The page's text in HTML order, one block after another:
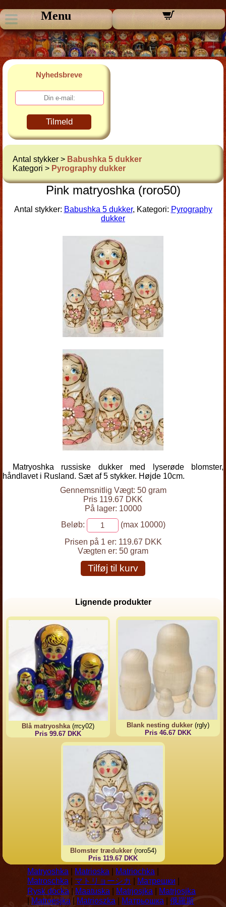
Menu
Nyhedsbreve
Tilmeld
Antal stykker > Babushka 5 dukker
Kategori > Pyrography dukker
Pink matryoshka (roro50)
Antal stykker: Babushka 5 dukker, Kategori: Pyrography
dukker
Matryoshka russiske dukker med lyserøde blomster,
håndlavet i Rusland. Sæt af 5 stykker. Højde 10cm.
Gennemsnitlig Vægt: 50 gram
Pris 119.67 DKK
På lager: 10000
Beløb:
(max 10000)
Prisen på 1 er: 119.67 DKK
Vægten er: 50 gram
Tilføj til kurv
Lignende produkter
Blå matryoshka(rrcy02)
Pris 99.67 DKK
Blank nesting dukker(rgly)
Pris 46.67 DKK
Blomster trædukker(roro54)
Pris 119.67 DKK
Matryoshka Matrioska Matriochka
Matroschka
マトリョーシカ Матрешки
Rysk docka
Maatuska Matrjosjka
Matrjosjka
Matroesjka Matrioszka Матрьошка
俄羅斯